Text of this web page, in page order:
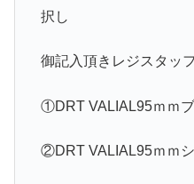
択し
御記入頂きレジスタッ
①DRT VALIAL95ｍｍ
②DRT VALIAL95ｍｍ